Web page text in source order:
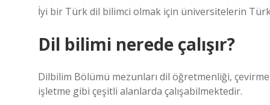
İyi bir Türk dil bilimci olmak için üniversitelerin
Dil bilimi nerede çalışır?
Dilbilim Bölümü mezunları dil öğretmenliği,
işletme gibi çeşitli alanlarda çalışabilmektedir.